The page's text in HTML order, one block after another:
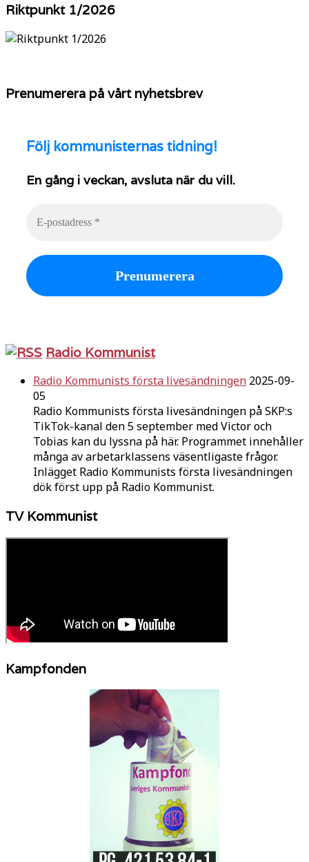
Riktpunkt 1/2026
Prenumerera på vårt nyhetsbrev
Följ kommunisternas tidning!
En gång i veckan, avsluta när du vill.
Radio Kommunist
Radio Kommunists första livesändningen 2025-09-
05
Radio Kommunists första livesändningen på SKP:s
TikTok-kanal den 5 september med Victor och
Tobias kan du lyssna på här. Programmet innehåller
många av arbetarklassens väsentligaste frågor.
Inlägget Radio Kommunists första livesändningen
dök först upp på Radio Kommunist.
TV Kommunist
Kampfonden